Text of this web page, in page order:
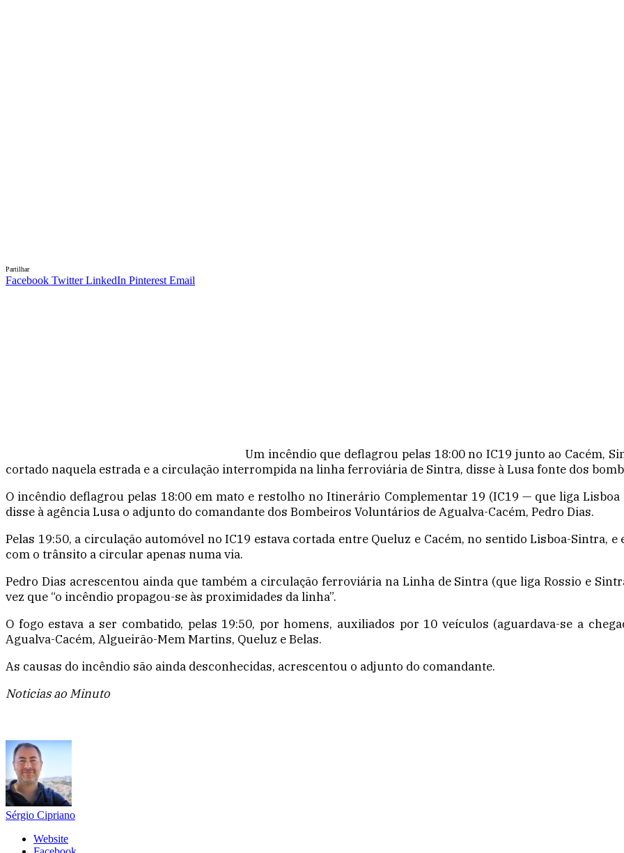
Partilhar
Facebook Twitter LinkedIn Pinterest Email
Um incêndio que deflagrou pelas 18:00 no IC19 junto ao Cacém,
cortado naquela estrada e a circulação interrompida na linha ferroviária de Sintra, disse à Lusa fonte dos
O incêndio deflagrou pelas 18:00 em mato e restolho no Itinerário Complementar 19 (IC19 — que liga Lisboa
disse à agência Lusa o adjunto do comandante dos Bombeiros Voluntários de Agualva-Cacém, Pedro Dias.
Pelas 19:50, a circulação automóvel no IC19 estava cortada entre Queluz e Cacém, no sentido Lisboa-Sintra,
com o trânsito a circular apenas numa via.
Pedro Dias acrescentou ainda que também a circulação ferroviária na Linha de Sintra (que liga Rossio e
vez que “o incêndio propagou-se às proximidades da linha”.
O fogo estava a ser combatido, pelas 19:50, por homens, auxiliados por 10 veículos (aguardava-se a
Agualva-Cacém, Algueirão-Mem Martins, Queluz e Belas.
As causas do incêndio são ainda desconhecidas, acrescentou o adjunto do comandante.
Noticias ao Minuto
Sérgio Cipriano
Website